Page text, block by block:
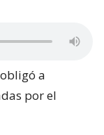
a
por el